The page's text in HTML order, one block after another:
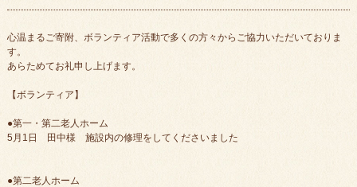
心温まるご寄附、ボランティア活動で多くの方々からご協力いただいておりま
す。
あらためてお礼申し上げます。
【ボランティア】
●第一・第二老人ホーム
5月1日 田中様 施設内の修理をしてくださいました
●第二老人ホーム